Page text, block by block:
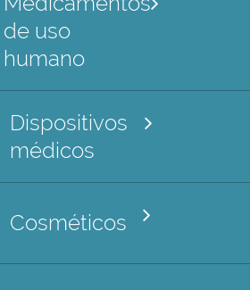
de uso
humano
Dispositivos
médicos
Cosméticos